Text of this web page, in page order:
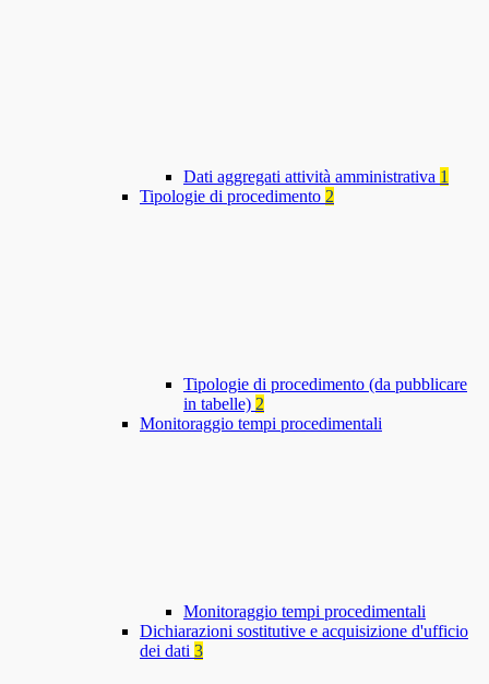
Dati aggregati attività amministrativa 1
Tipologie di procedimento 2
Tipologie di procedimento (da pubblicare
in tabelle) 2
Monitoraggio tempi procedimentali
Monitoraggio tempi procedimentali
Dichiarazioni sostitutive e acquisizione d'ufficio
dei dati 3